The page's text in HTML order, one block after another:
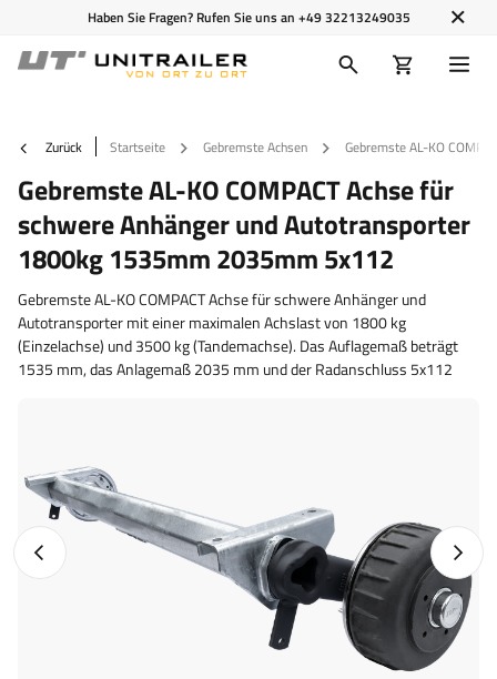
Haben Sie Fragen? Rufen Sie uns an +49 32213249035
Zurück Startseite Gebremste Achsen Gebremste AL-KO
Gebremste AL-KO COMPACT Achse für
schwere Anhänger und Autotransporter
1800kg 1535mm 2035mm 5x112
Gebremste AL-KO COMPACT Achse für schwere Anhänger und
Autotransporter mit einer maximalen Achslast von 1800 kg
(Einzelachse) und 3500 kg (Tandemachse). Das Auflagemaß beträgt
1535 mm, das Anlagemaß 2035 mm und der Radanschluss 5x112
Vorheriges Foto